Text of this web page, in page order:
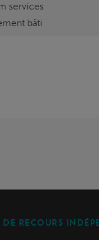
services
bâti
DE RECOURS